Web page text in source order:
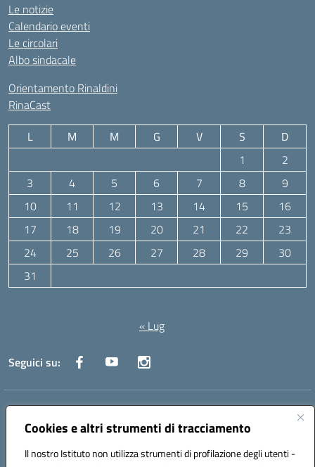
Cookies e altri strumenti di tracciamento
Il nostro Istituto non utilizza strumenti di profilazione degli utenti -
Le notizie
Calendario eventi
Le circolari
Albo sindacale
Orientamento Rinaldini
RinaCast
L M M G V S
D
1
2
3
4 5 6 7 8
9
10
11 12 13 14 15
16
17
18 19 20 21 22
23
24
25 26 27 28 29
30
31
« Lug
Seguici su:
Indirizzo:Via Canale 1, Ancona
Centralino:071 204723 Email:anpc010006@istruzione.it